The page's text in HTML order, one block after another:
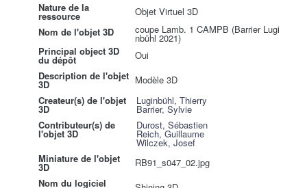
Nature de la
ressource
Objet Virtuel 3D
Nom de l'objet 3D
coupe Lamb. 1 CAMPB (Barrier Lugi
nbühl 2021)
Principal object 3D
du dépôt
Oui
Description de l'objet
3D
Modèle 3D
Createur(s) de l'objet
3D
Luginbühl, Thierry
Barrier, Sylvie
Contributeur(s) de
l'objet 3D
Durost, Sébastien
Reich, Guillaume
Wilczek, Josef
Miniature de l'objet
3D
RB91_s047_02.jpg
Nom du logiciel